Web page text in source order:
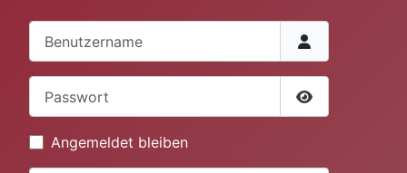
Passwort
Angemeldet bleiben